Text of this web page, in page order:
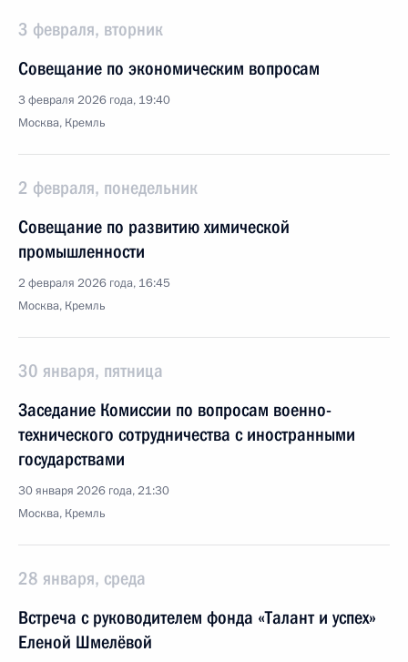
3 февраля, вторник
Совещание по экономическим вопросам
3 февраля 2026 года, 19:40
Москва, Кремль
2 февраля, понедельник
Совещание по развитию химической
промышленности
2 февраля 2026 года, 16:45
Москва, Кремль
30 января, пятница
Заседание Комиссии по вопросам военно-
технического сотрудничества с иностранными
государствами
30 января 2026 года, 21:30
Москва, Кремль
28 января, среда
Встреча с руководителем фонда «Талант и успех»
Еленой Шмелёвой